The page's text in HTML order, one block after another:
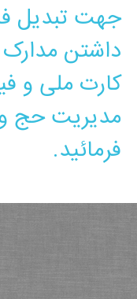
جهت تبدیل
داشتن
کارت ملی و
مدیریت حج و
فرمائید.